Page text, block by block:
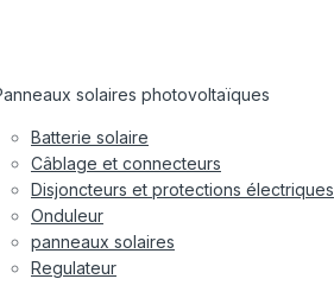
solaires photovoltaïques
Batterie solaire
Câblage et connecteurs
Disjoncteurs et protections électriques
Onduleur
panneaux solaires
Regulateur